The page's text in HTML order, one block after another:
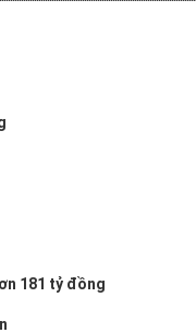
181 tỷ đồng